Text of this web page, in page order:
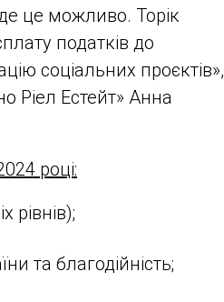
це можливо. Торік
податків до
соціальних проєктів»,
Ріел Естейт» Анна
році:
рівнів);
та благодійність;